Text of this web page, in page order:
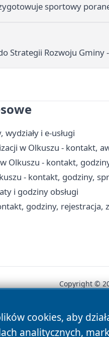
sportowy
Strategii Rozwoju Gminy
i e-usługi
w Olkuszu - kontakt,
Olkuszu - kontakt,
- kontakt, godziny,
i godziny obsługi
godziny, rejestracja,
cookies, aby
analitycznych,
Copyright ©
News